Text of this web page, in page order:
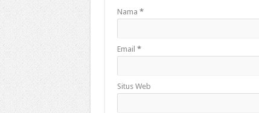
Nama *
Email *
Situs Web